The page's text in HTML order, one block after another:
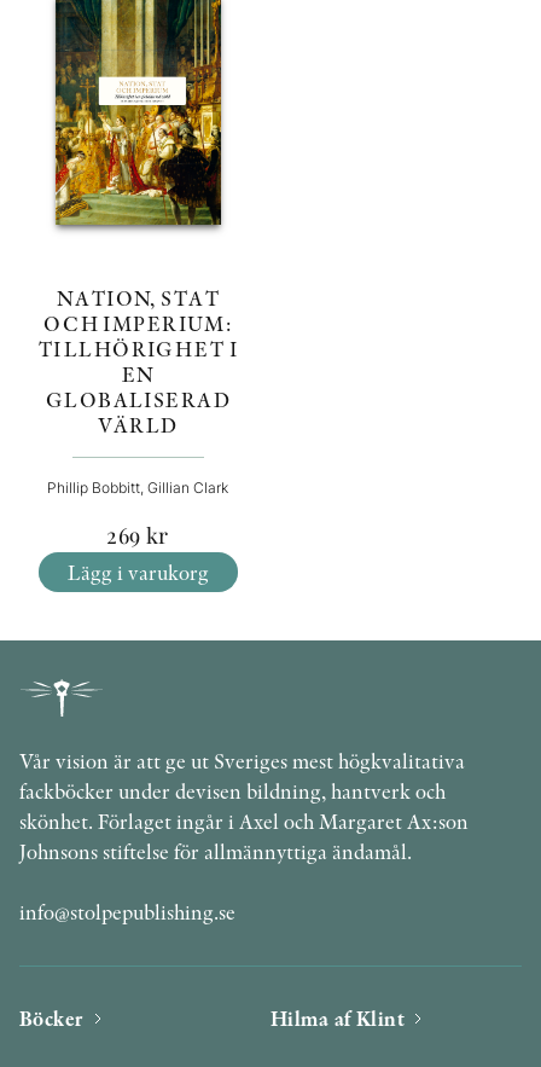
NATION, STAT
OCH IMPERIUM:
TILLHÖRIGHET I
EN
GLOBALISERAD
VÄRLD
Phillip Bobbitt, Gillian Clark
269 kr
Lägg i varukorg
Vår vision är att ge ut Sveriges mest högkvalitativa
fackböcker under devisen bildning, hantverk och
skönhet. Förlaget ingår i Axel och Margaret Ax:son
Johnsons stiftelse för allmännyttiga ändamål.
info@stolpepublishing.se
Böcker Hilma af Klint